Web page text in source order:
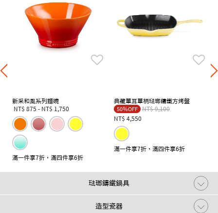
新采和風系列麵碗
NT$ 875 - NT$ 1,750
滿一件享7折，滿四件享6折
典藏單耳單柄琺瑯鑄鐵方烤盤
50％OFF Price reduced from
NT$ 9,100to
NT$ 4,550
滿一件享7折，滿四件享6折
琺瑯鑄鐵鍋具
造型瓷器